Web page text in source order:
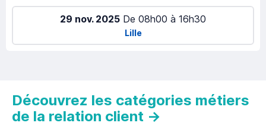
29 nov. 2025 De 08h00 à 16h30
Lille
Découvrez les catégories métiers
de la relation client →